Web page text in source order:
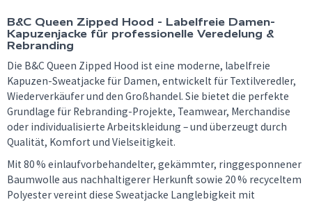
B&C Queen Zipped Hood - Labelfreie Damen-
Kapuzenjacke für professionelle Veredelung &
Rebranding
Die B&C Queen Zipped Hood ist eine moderne, labelfreie
Kapuzen-Sweatjacke für Damen, entwickelt für Textilveredler,
Wiederverkäufer und den Großhandel. Sie bietet die perfekte
Grundlage für Rebranding-Projekte, Teamwear, Merchandise
oder individualisierte Arbeitskleidung – und überzeugt durch
Qualität, Komfort und Vielseitigkeit.
Mit 80 % einlaufvorbehandelter, gekämmter, ringgesponnener
Baumwolle aus nachhaltigerer Herkunft sowie 20 % recyceltem
Polyester vereint diese Sweatjacke Langlebigkeit mit